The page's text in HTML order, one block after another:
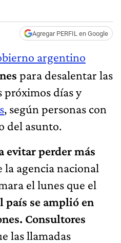
Agregar PERFIL en Google
argentino
para desalentar las
próximos días y
, según personas con
del asunto.
evitar perder más
la agencia nacional
el lunes que el
se amplió en
Consultores
las llamadas